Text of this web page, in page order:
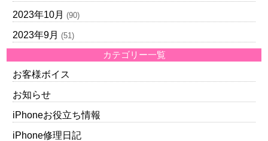
2023年10月 (90)
2023年9月 (51)
カテゴリー一覧
お客様ボイス
お知らせ
iPhoneお役立ち情報
iPhone修理日記